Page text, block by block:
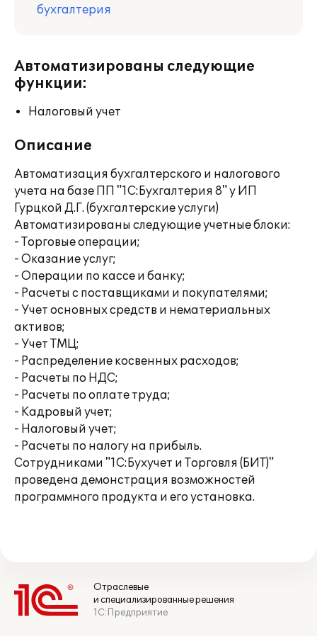
бухгалтерия
Автоматизированы следующие
функции:
Налоговый учет
Описание
Автоматизация бухгалтерского и налогового
учета на базе ПП "1С:Бухгалтерия 8" у ИП
Гурцкой Д.Г. (бухгалтерские услуги)
Автоматизированы следующие учетные блоки:
- Торговые операции;
- Оказание услуг;
- Операции по кассе и банку;
- Расчеты с поставщиками и покупателями;
- Учет основных средств и нематериальных
активов;
- Учет ТМЦ;
- Распределение косвенных расходов;
- Расчеты по НДС;
- Расчеты по оплате труда;
- Кадровый учет;
- Налоговый учет;
- Расчеты по налогу на прибыль.
Сотрудниками "1С:Бухучет и Торговля (БИТ)"
проведена демонстрация возможностей
программного продукта и его установка.
Отраслевые
и специализированные решения
1С:Предприятие